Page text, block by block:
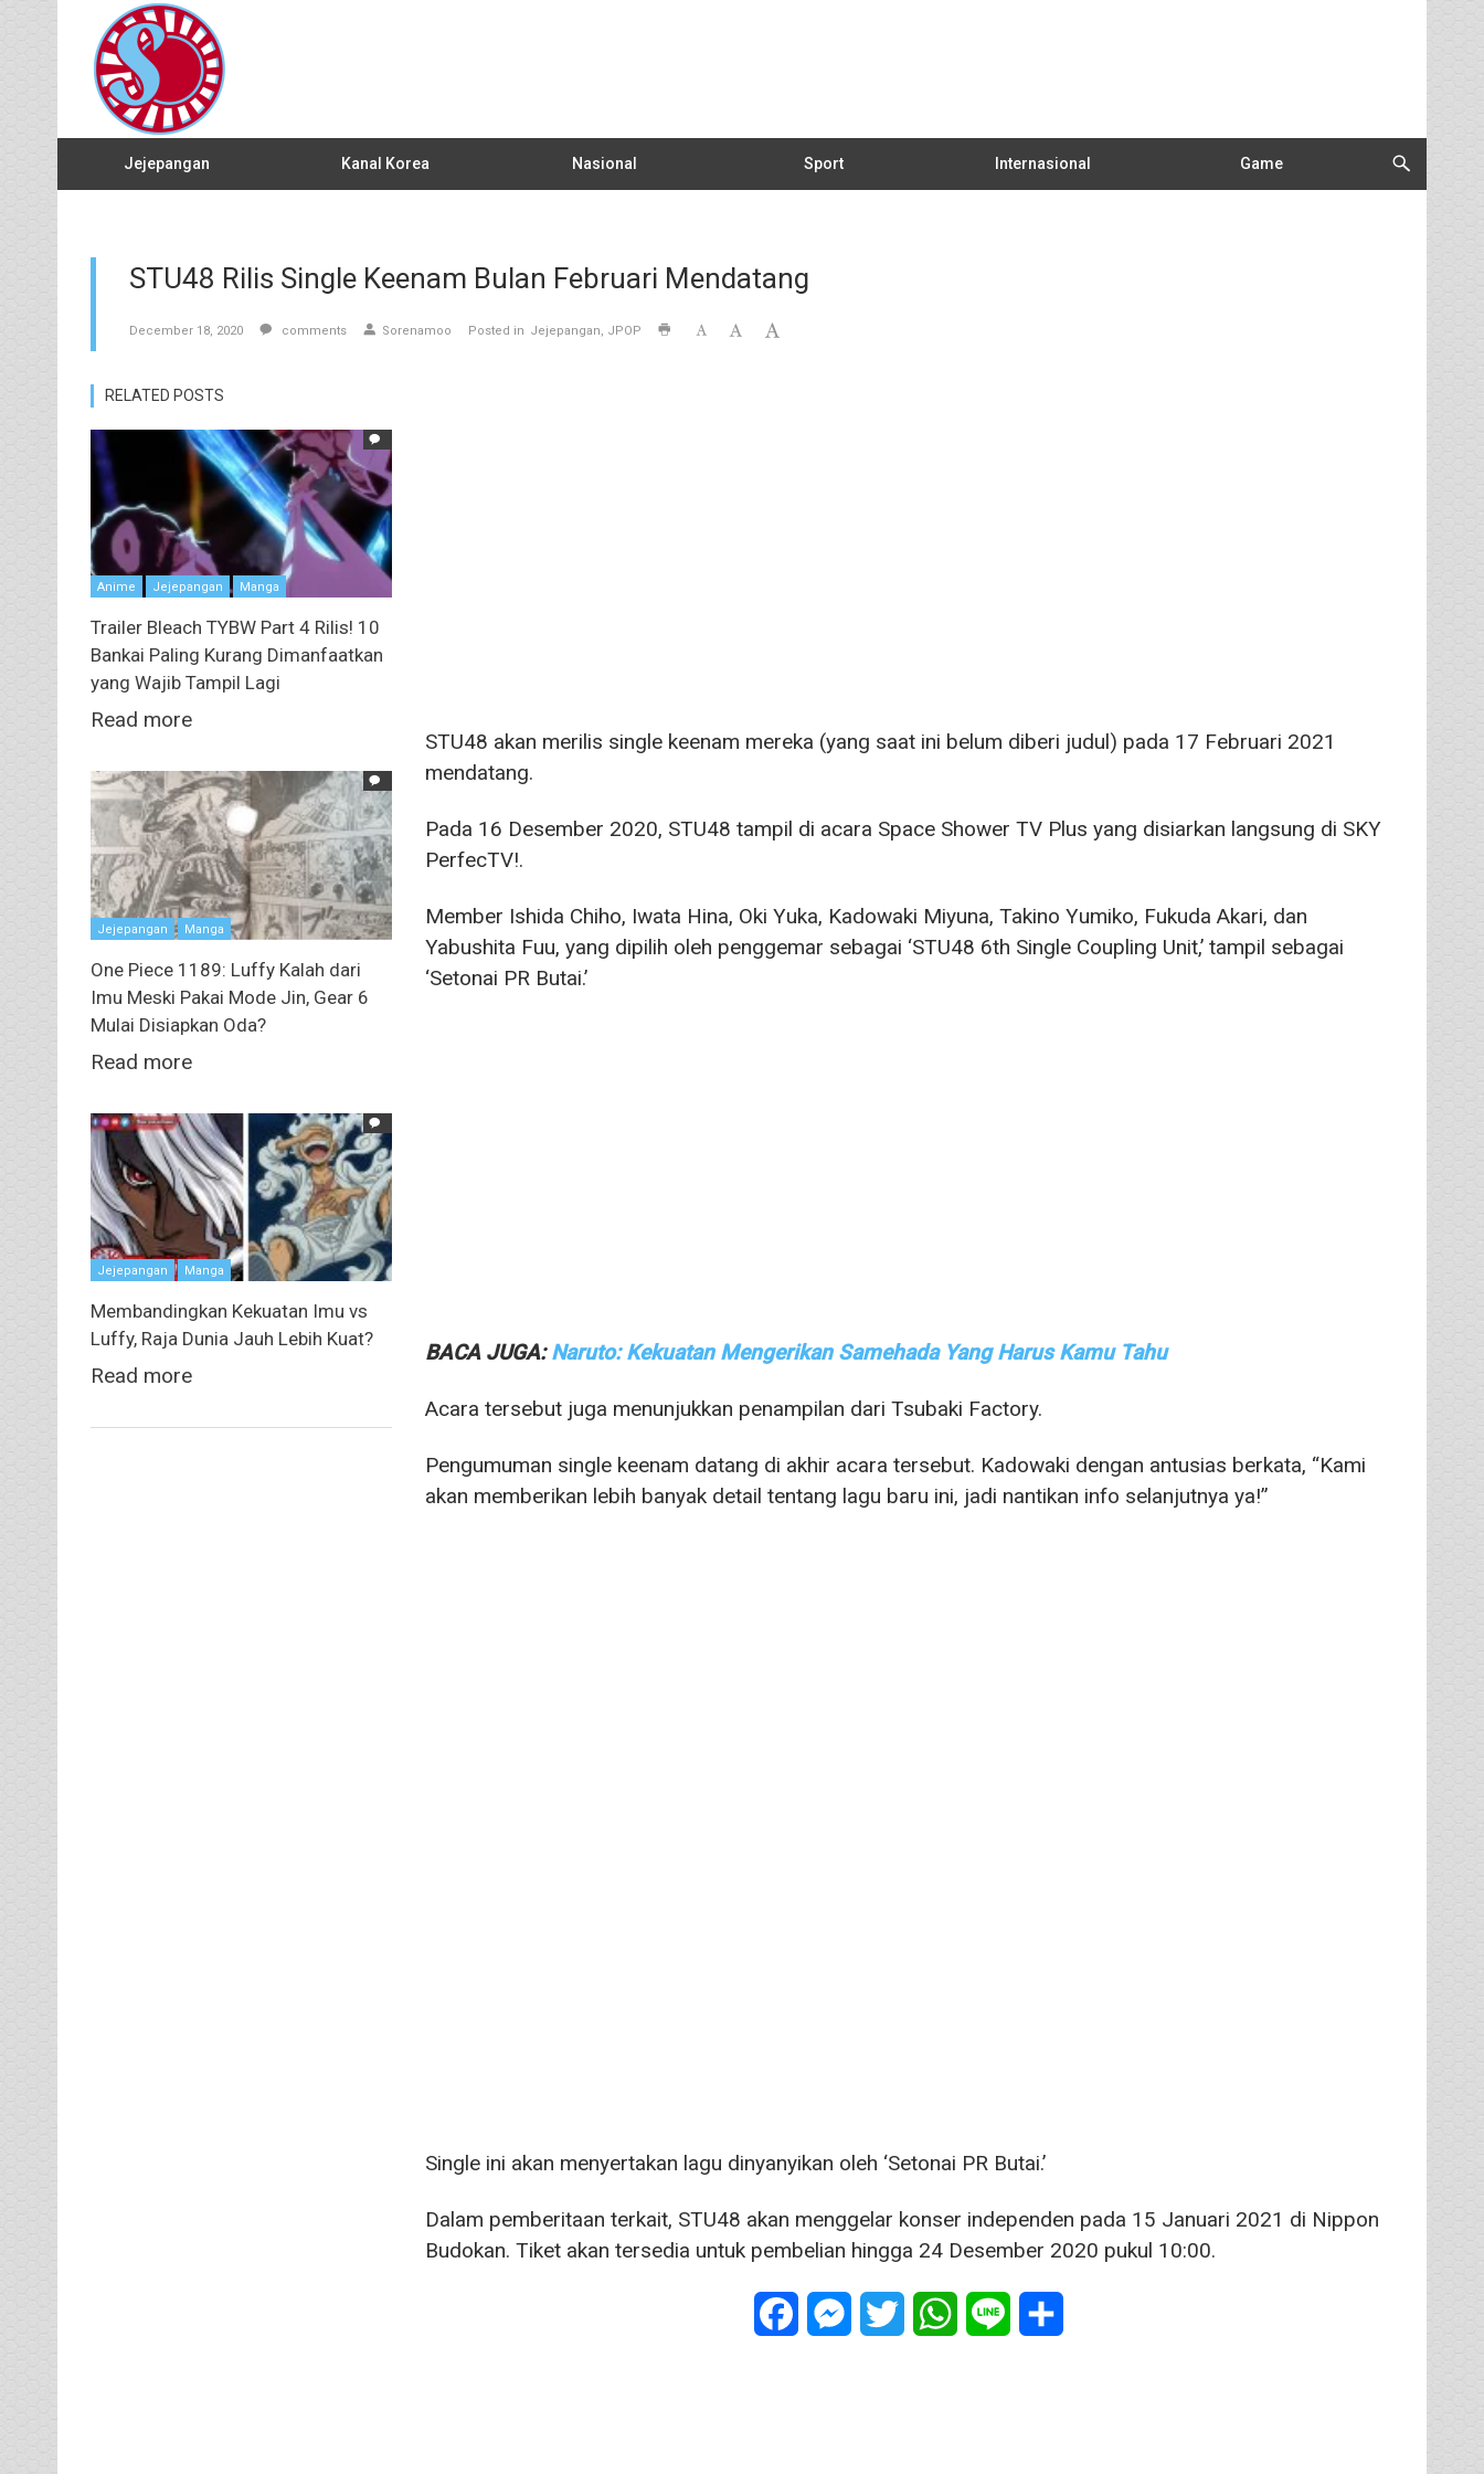
Jejepangan Kanal Korea Nasional Sport Internasional Game
STU48 Rilis Single Keenam Bulan Februari Mendatang
December 18, 2020 comments Sorenamoo Posted in Jejepangan JPOP
STU48 akan merilis single keenam mereka (yang saat ini belum diberi judul) pada 17 Februari 2021
mendatang.
Pada 16 Desember 2020, STU48 tampil di acara Space Shower TV Plus yang disiarkan langsung di SKY
PerfecTV!.
Member Ishida Chiho, Iwata Hina, Oki Yuka, Kadowaki Miyuna, Takino Yumiko, Fukuda Akari, dan
Yabushita Fuu, yang dipilih oleh penggemar sebagai ‘STU48 6th Single Coupling Unit,’ tampil sebagai
‘Setonai PR Butai.’
BACA JUGA:Naruto: Kekuatan Mengerikan Samehada Yang Harus Kamu Tahu
Acara tersebut juga menunjukkan penampilan dari Tsubaki Factory.
Pengumuman single keenam datang di akhir acara tersebut. Kadowaki dengan antusias berkata, “Kami
akan memberikan lebih banyak detail tentang lagu baru ini, jadi nantikan info selanjutnya ya!”
Single ini akan menyertakan lagu dinyanyikan oleh ‘Setonai PR Butai.’
Dalam pemberitaan terkait, STU48 akan menggelar konser independen pada 15 Januari 2021 di Nippon
Budokan. Tiket akan tersedia untuk pembelian hingga 24 Desember 2020 pukul 10:00.
FacebookMessenger
Twitter WhatsApp
Line
RELATED POSTS
Anime Jejepangan Manga
Trailer Bleach TYBW Part 4 Rilis! 10
Bankai Paling Kurang Dimanfaatkan
yang Wajib Tampil Lagi
Read more
Jejepangan Manga
One Piece 1189: Luffy Kalah dari
Imu Meski Pakai Mode Jin, Gear 6
Mulai Disiapkan Oda?
Read more
Jejepangan Manga
Membandingkan Kekuatan Imu vs
Luffy, Raja Dunia Jauh Lebih Kuat?
Read more